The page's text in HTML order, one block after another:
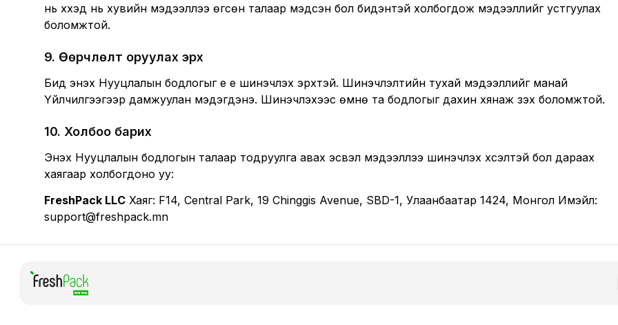
нь хүүхэд нь хувийн мэдээллээ өгсөн талаар мэдсэн бол бидэнтэй холбогдож мэдээллийг устгуулах
боломжтой.
9. Өөрчлөлт оруулах эрх
Бид энэхүү Нууцлалын бодлогыг үе үе шинэчлэх эрхтэй. Шинэчлэлтийн тухай мэдээллийг манай
Үйлчилгээгээр дамжуулан мэдэгдэнэ. Шинэчлэхээс өмнө та бодлогыг дахин хянаж үзэх боломжтой.
10. Холбоо барих
Энэхүү Нууцлалын бодлогын талаар тодруулга авах эсвэл мэдээллээ шинэчлэх хүсэлтэй бол дараах
хаягаар холбогдоно уу:
FreshPack LLC Хаяг: F14, Central Park, 19 Chinggis Avenue, SBD-1, Улаанбаатар 1424, Монгол Имэйл:
support@freshpack.mn